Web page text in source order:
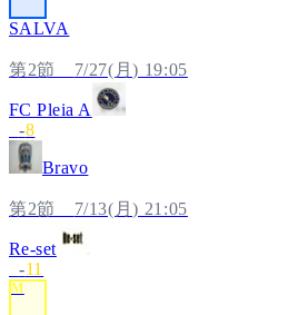
SALVA
第2節 7/27(月) 19:05
FC Pleia A
-8
Bravo
第2節 7/13(月) 21:05
Re-set
-11
M